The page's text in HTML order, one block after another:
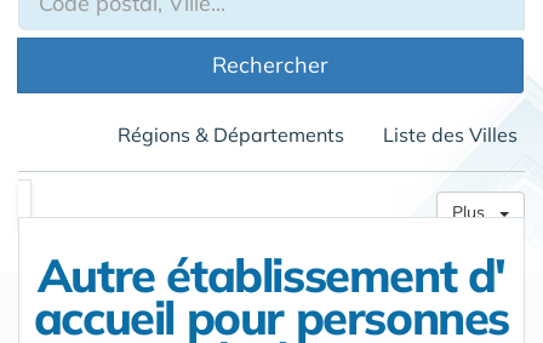
Rechercher
Régions & Départements Liste des Villes
Plus
Autre établissement d'
accueil pour personnes